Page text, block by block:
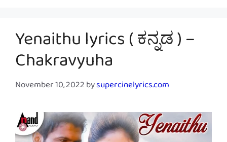
Yenaithu lyrics ( ಕನ್ನಡ ) –
Chakravyuha
November 10, 2022bysupercinelyrics.com